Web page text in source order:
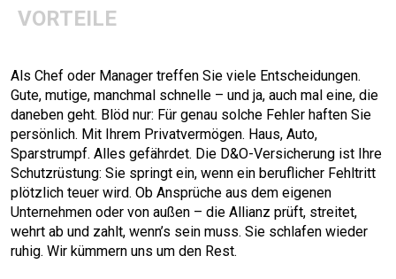
VORTEILE
Als Chef oder Manager treffen Sie viele Entscheidungen.
Gute, mutige, manchmal schnelle – und ja, auch mal eine, die
daneben geht. Blöd nur: Für genau solche Fehler haften Sie
persönlich. Mit Ihrem Privatvermögen. Haus, Auto,
Sparstrumpf. Alles gefährdet. Die D&O-Versicherung ist Ihre
Schutzrüstung: Sie springt ein, wenn ein beruflicher Fehltritt
plötzlich teuer wird. Ob Ansprüche aus dem eigenen
Unternehmen oder von außen – die Allianz prüft, streitet,
wehrt ab und zahlt, wenn’s sein muss. Sie schlafen wieder
ruhig. Wir kümmern uns um den Rest.